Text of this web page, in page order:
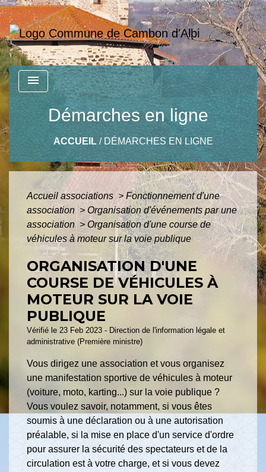
menu
Démarches en ligne
ACCUEIL/ DÉMARCHES EN LIGNE
Accueil associations> Fonctionnement d'une
association > Organisation d'événements par une
association > Organisation d'une course de
véhicules à moteur sur la voie publique
ORGANISATION D'UNE
COURSE DE VÉHICULES À
MOTEUR SUR LA VOIE
PUBLIQUE
Vérifié le 23 Feb 2023 - Direction de l'information légale et
administrative (Première ministre)
Vous dirigez une association et vous organisez
une manifestation sportive de véhicules à moteur
(voiture, moto, karting...) sur la voie publique ?
Vous voulez savoir, notamment, si vous êtes
soumis à une déclaration ou à une autorisation
préalable, si la mise en place d'un service d'ordre
pour assurer la sécurité des spectateurs et de la
circulation est à votre charge, et si vous devez